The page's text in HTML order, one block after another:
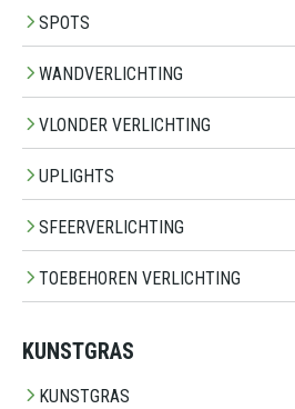
SPOTS
WANDVERLICHTING
VLONDER VERLICHTING
UPLIGHTS
SFEERVERLICHTING
TOEBEHOREN VERLICHTING
KUNSTGRAS
KUNSTGRAS